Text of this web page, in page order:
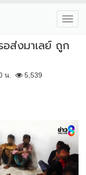
ส่งมาเลย์ ถูก
น. 5,539